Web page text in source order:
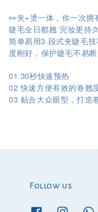
👀夹+烫一体 , 你一次拥
睫毛全日都翘 完妆更持
简单易用3 段式夹睫毛
度刚好 , 保护睫毛不易
01 30秒快速预热
02 快速方便有效的卷翘
03 贴合大众眼型 ,打造
Follow us